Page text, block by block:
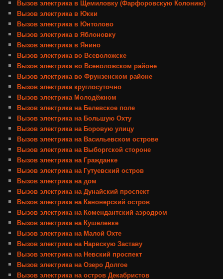
Вызов электрика в Щемиловку (Фарфоровскую Колонию)
Вызов электрика в Юкки
Вызов электрика в Юнтолово
Вызов электрика в Яблоновку
Вызов электрика в Янино
Вызов электрика во Всеволожске
Вызов электрика во Всеволожском районе
Вызов электрика во Фрунзенском районе
Вызов электрика круглосуточно
Вызов электрика Молодёжном
Вызов электрика на Белевское поле
Вызов электрика на Большую Охту
Вызов электрика на Боровую улицу
Вызов электрика на Васильевском острове
Вызов электрика на Выборгской стороне
Вызов электрика на Гражданке
Вызов электрика на Гутуевский остров
Вызов электрика на дом
Вызов электрика на Дунайский проспект
Вызов электрика на Канонерский остров
Вызов электрика на Комендантский аэродром
Вызов электрика на Кушелевке
Вызов электрика на Малой Охте
Вызов электрика на Нарвскую Заставу
Вызов электрика на Невский проспект
Вызов электрика на Озеро Долгое
Вызов электрика на остров Декабристов